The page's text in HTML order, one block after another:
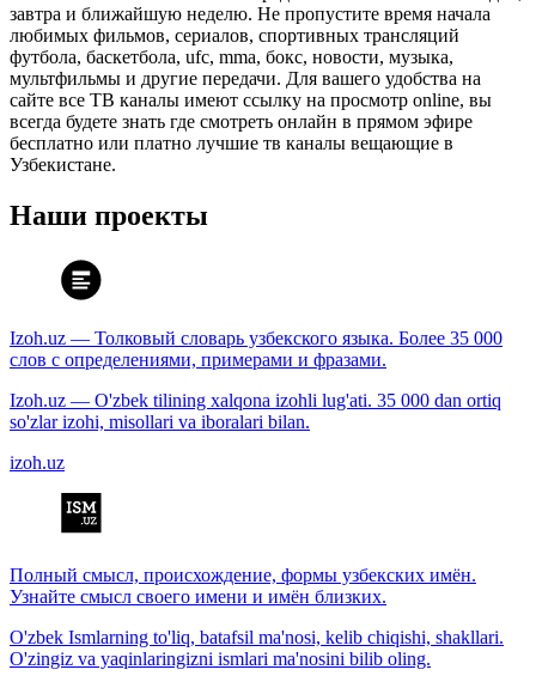
завтра и ближайшую неделю. Не пропустите время начала
любимых фильмов, сериалов, спортивных трансляций
футбола, баскетбола, ufc, mma, бокс, новости, музыка,
мультфильмы и другие передачи. Для вашего удобства на
сайте все ТВ каналы имеют ссылку на просмотр online, вы
всегда будете знать где смотреть онлайн в прямом эфире
бесплатно или платно лучшие тв каналы вещающие в
Узбекистане.
Наши проекты
Izoh.uz — Толковый словарь узбекского языка. Более 35 000
слов с определениями, примерами и фразами.
Izoh.uz — O'zbek tilining xalqona izohli lug'ati. 35 000 dan ortiq
so'zlar izohi, misollari va iboralari bilan.
izoh.uz
Полный смысл, происхождение, формы узбекских имён.
Узнайте смысл своего имени и имён близких.
O'zbek Ismlarning to'liq, batafsil ma'nosi, kelib chiqishi, shakllari.
O'zingiz va yaqinlaringizni ismlari ma'nosini bilib oling.